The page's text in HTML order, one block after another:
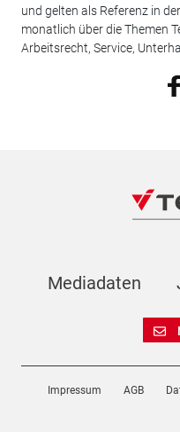
und gelten als Referenz in
monatlich über die Themen
Arbeitsrecht, Service,
Mediadaten
Impressum AGB